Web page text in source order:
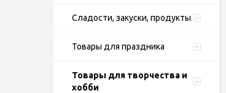
Сладости, закуски, продукты
Товары для праздника
Товары для творчества и
хобби